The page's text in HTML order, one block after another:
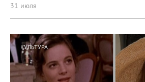
31 июля
КУЛЬТУРА